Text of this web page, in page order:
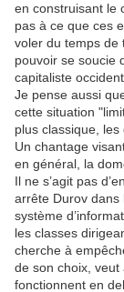
en construisant le
pas à ce que ces
voler du temps de
pouvoir se soucie
capitaliste
Je pense aussi
cette situation
plus classique,
Un chantage
en général, la
Il ne s’agit pas
arrête Durov dans
système
les classes
cherche à
de son choix, veut
fonctionnent en